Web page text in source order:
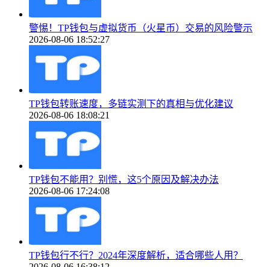
警惕！TP钱包与虚拟货币（火星币）交易的风险警示
2026-08-06 18:52:27
TP钱包转账速度，多链实测下的真相与优化建议
2026-08-06 18:08:21
TP钱包不能用？别慌，这5个原因及解决办法
2026-08-06 17:24:08
TP钱包行不行？2024年深度解析，适合哪些人用？